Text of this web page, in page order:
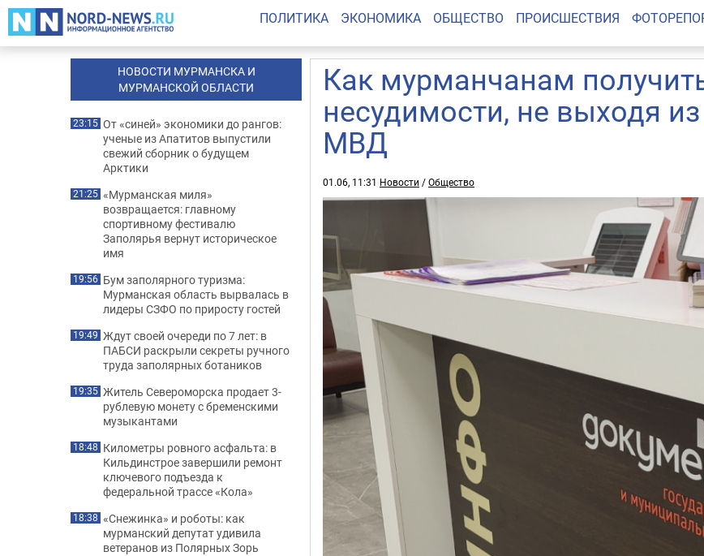
ПОЛИТИКА ЭКОНОМИКА ОБЩЕСТВО ПРОИСШЕСТВИЯ
Как мурманчанам
несудимости, не выходя
МВД
01.06, 11:31 Новости /Общество
НОВОСТИ МУРМАНСКА И
МУРМАНСКОЙ ОБЛАСТИ
23:15 От «синей» экономики до рангов:
ученые из Апатитов выпустили
свежий сборник о будущем
Арктики
21:25 «Мурманская миля»
возвращается: главному
спортивному фестивалю
Заполярья вернут историческое
имя
19:56 Бум заполярного туризма:
Мурманская область вырвалась в
лидеры СЗФО по приросту гостей
19:49 Ждут своей очереди по 7 лет: в
ПАБСИ раскрыли секреты ручного
труда заполярных ботаников
19:35 Житель Североморска продает 3-
рублевую монету с бременскими
музыкантами
18:48 Километры ровного асфальта: в
Кильдинстрое завершили ремонт
ключевого подъезда к
федеральной трассе «Кола»
18:38 «Снежинка» и роботы: как
мурманский депутат удивила
ветеранов из Полярных Зорь